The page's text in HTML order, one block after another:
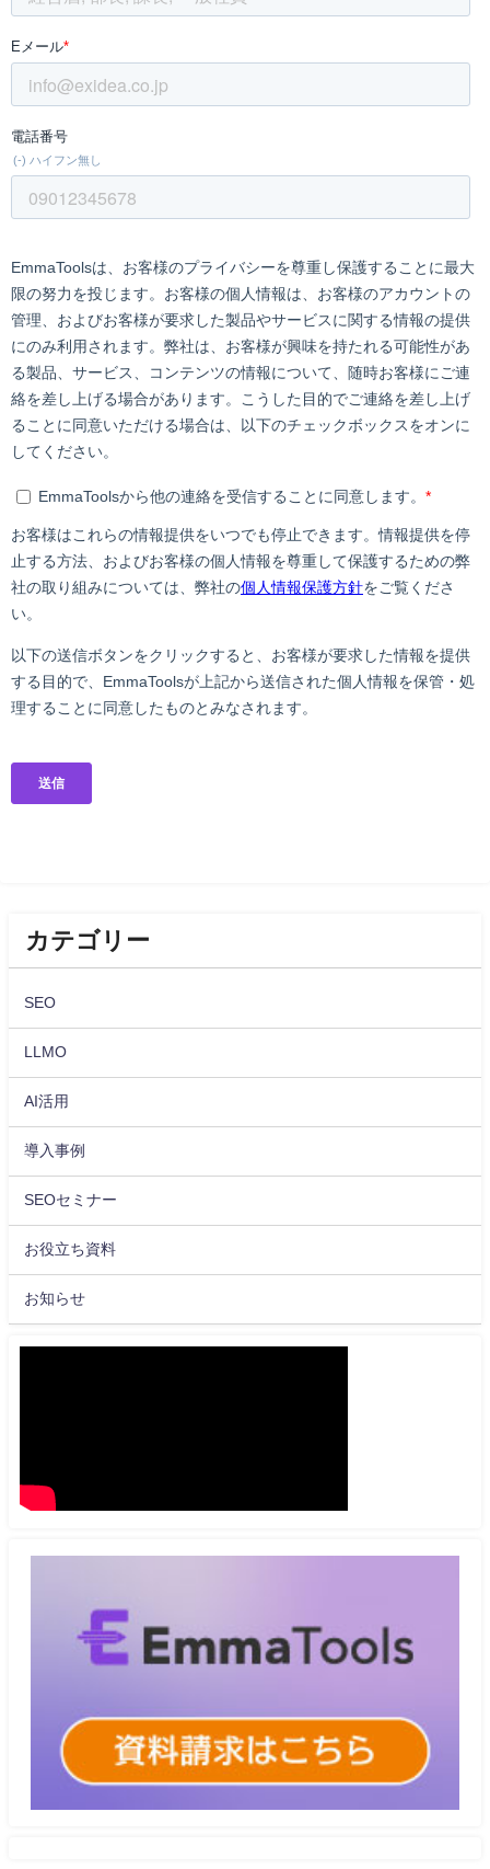
カテゴリー
SEO
LLMO
AI活用
導入事例
SEOセミナー
お役立ち資料
お知らせ